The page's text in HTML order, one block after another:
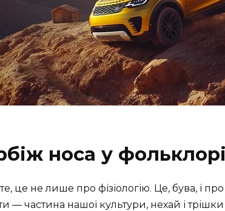
носа у фольклорі
це не лише про фізіологію. Це, бува, і
— частина нашої культури, нехай і